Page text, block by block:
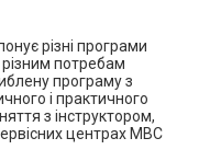
різні програми
потребам
програму з
і практичного
з інструктором,
центрах МВС